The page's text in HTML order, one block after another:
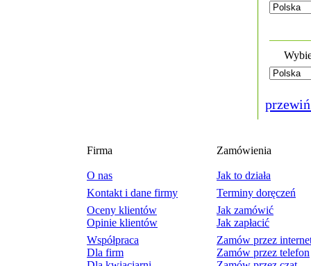
Firma
O nas
Kontakt i dane firmy
Oceny klientów
Opinie klientów
Współpraca
Dla firm
Zamówienia
Jak to działa
Terminy doręczeń
Jak zamówić
Jak zapłacić
Zamów przez
Zamów przez telefon